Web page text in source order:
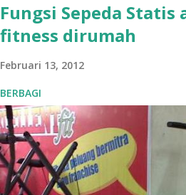
Fungsi Sepeda
fitness dirumah
Februari 13, 2012
BERBAGI